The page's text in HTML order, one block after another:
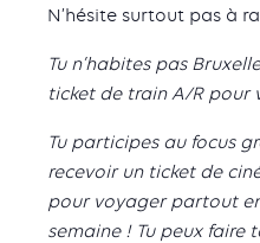
N’hésite surtout pas à
Tu n’habites pas
ticket de train A/R pour
Tu participes au focus
recevoir un ticket de
pour voyager partout
semaine ! Tu peux faire